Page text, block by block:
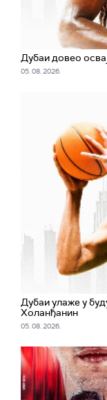
Дубаи довео
05. 08. 2026.
Дубаи улаже у
Холанђанин
05. 08. 2026.